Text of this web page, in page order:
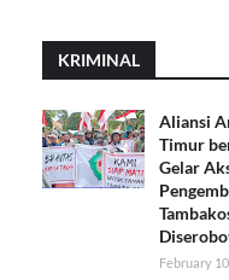
KRIMINAL
Aliansi
Timur
Gelar
February